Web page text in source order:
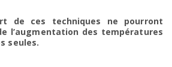
de ces techniques ne pourront
l’augmentation des températures
seules.